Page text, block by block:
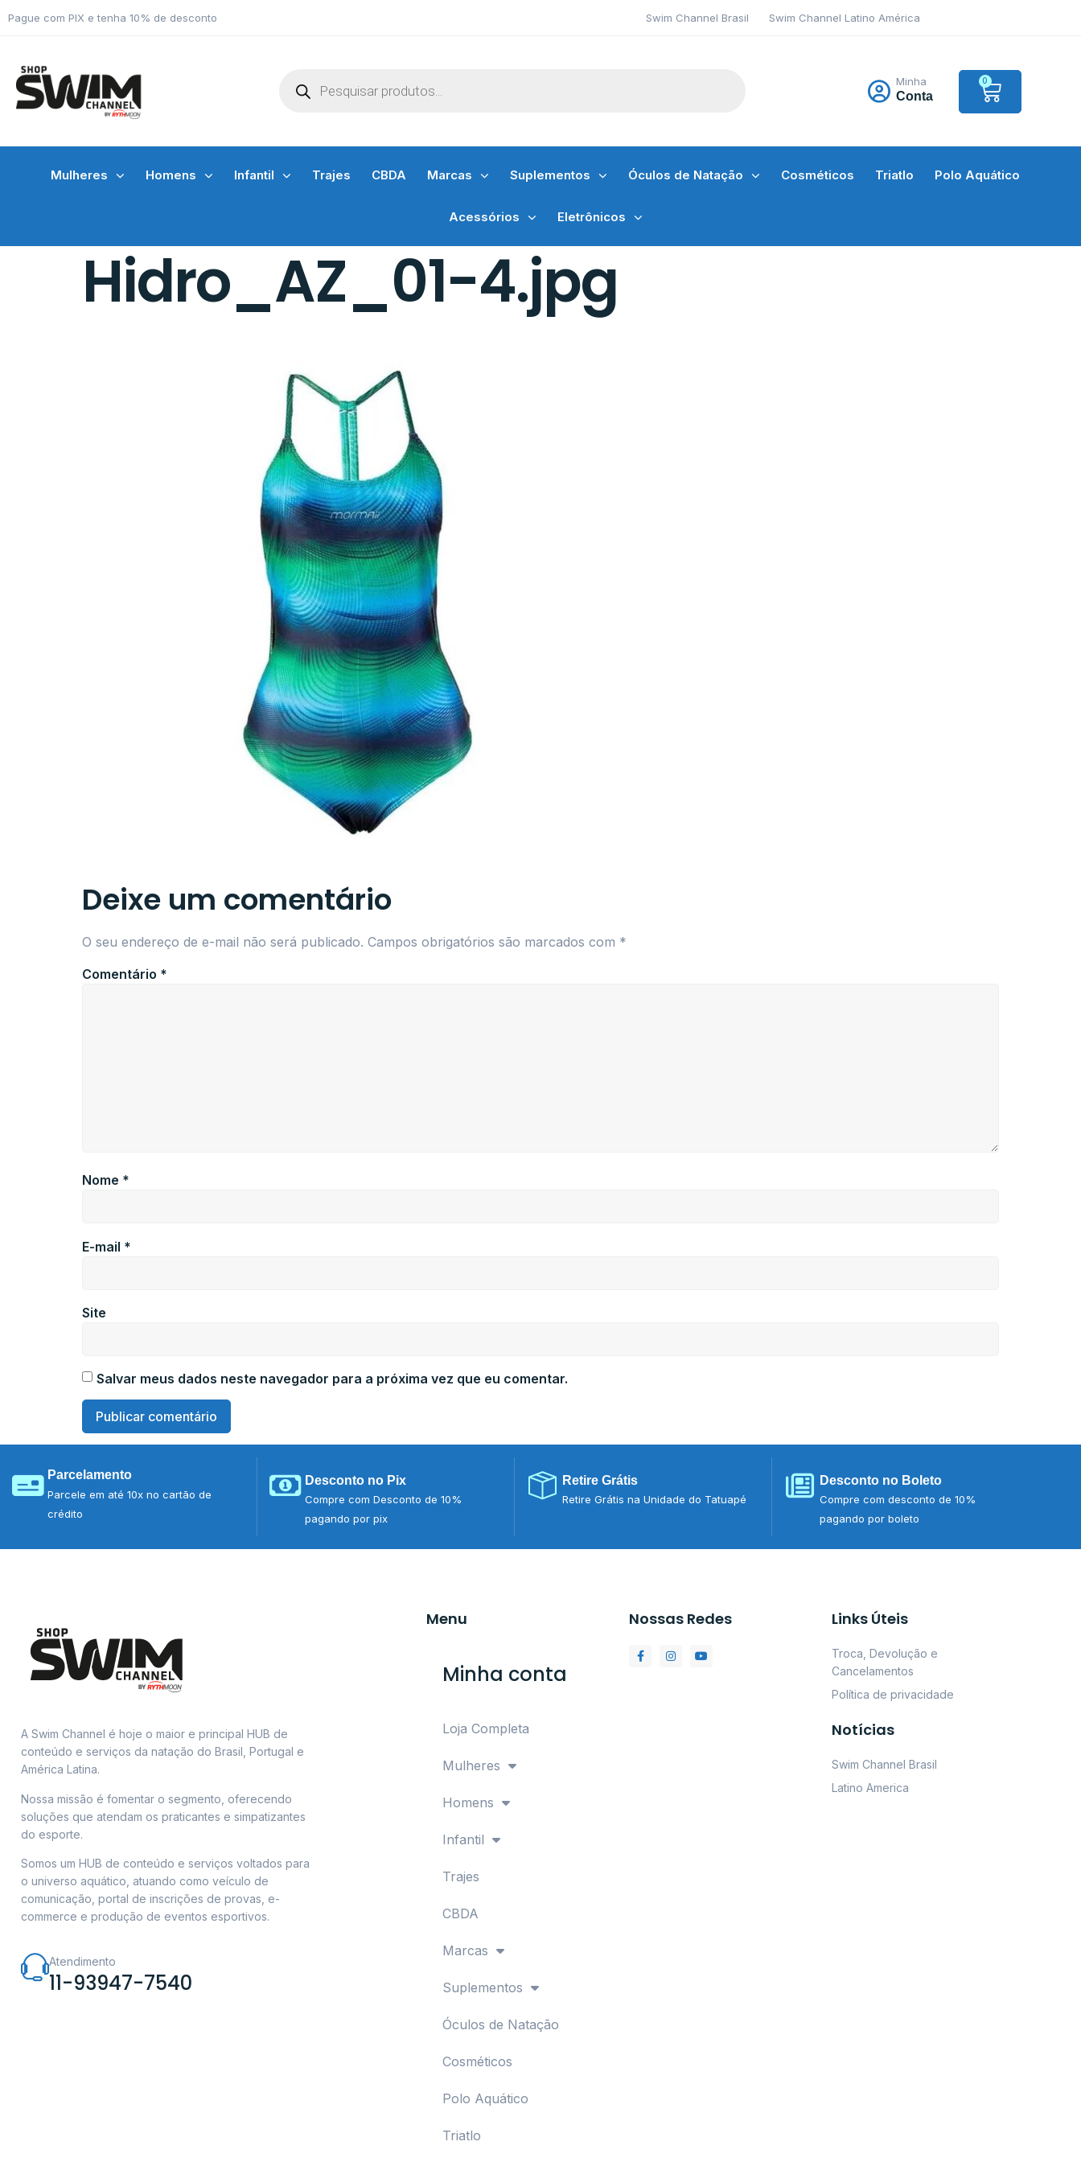
Pague com PIX e tenha 10% de desconto Swim Channel Brasil Swim Channel Latino América
Minha
Conta
0
Mulheres Homens Infantil Trajes CBDA Marcas Suplementos Óculos de Natação Cosméticos Triatlo Polo Aquático
Acessórios Eletrônicos
Hidro_AZ_01-4.jpg
Deixe um comentário
O seu endereço de e-mail não será publicado. Campos obrigatórios são marcados com *
Comentário *
Nome *
E-mail *
Site
Salvar meus dados neste navegador para a próxima vez que eu comentar.
Parcelamento
Parcele em até 10x no cartão de
crédito
Desconto no Pix
Compre com Desconto de 10%
pagando por pix
Retire Grátis
Retire Grátis na Unidade do Tatuapé
Desconto no Boleto
Compre com desconto de 10%
pagando por boleto
A Swim Channel é hoje o maior e principal HUB de
conteúdo e serviços da natação do Brasil, Portugal e
América Latina.
Nossa missão é fomentar o segmento, oferecendo
soluções que atendam os praticantes e simpatizantes
do esporte.
Somos um HUB de conteúdo e serviços voltados para
o universo aquático, atuando como veículo de
comunicação, portal de inscrições de provas, e-
commerce e produção de eventos esportivos.
Atendimento
11-93947-7540
Menu
Minha conta
Loja Completa
Mulheres
Homens
Infantil
Trajes
CBDA
Marcas
Suplementos
Óculos de Natação
Cosméticos
Polo Aquático
Triatlo
Nossas Redes Links Úteis
Troca, Devolução e
Cancelamentos
Política de privacidade
Notícias
Swim Channel Brasil
Latino America